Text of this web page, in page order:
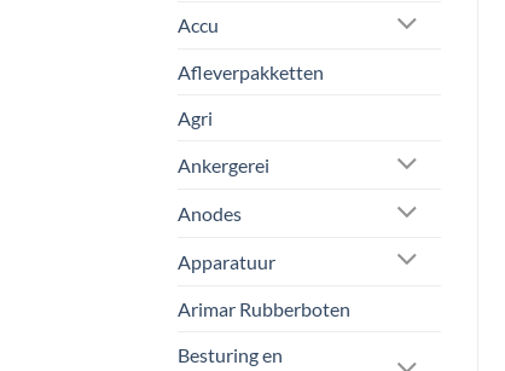
Accu
Afleverpakketten
Agri
Ankergerei
Anodes
Apparatuur
Arimar Rubberboten
Besturing en